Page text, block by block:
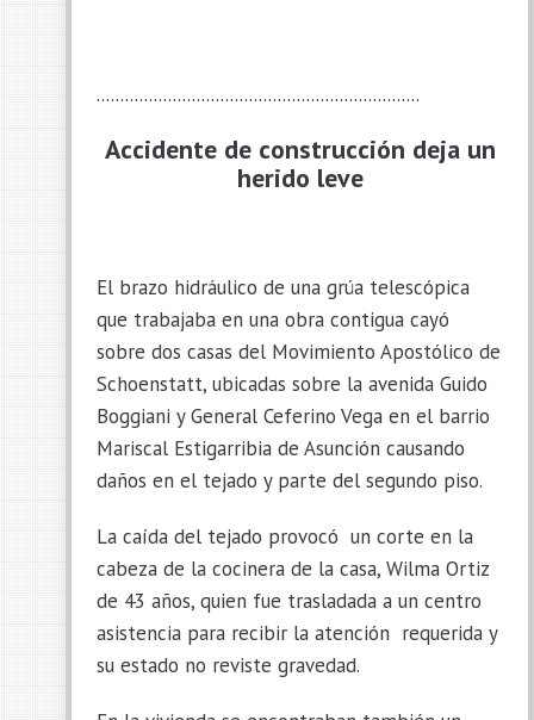
....................................................................
Accidente de construcción deja un
herido leve
El brazo hidráulico de una grúa telescópica
que trabajaba en una obra contigua cayó
sobre dos casas del Movimiento Apostólico de
Schoenstatt, ubicadas sobre la avenida Guido
Boggiani y General Ceferino Vega en el barrio
Mariscal Estigarribia de Asunción causando
daños en el tejado y parte del segundo piso.
La caída del tejado provocó un corte en la
cabeza de la cocinera de la casa, Wilma Ortiz
de 43 años, quien fue trasladada a un centro
asistencia para recibir la atención requerida y
su estado no reviste gravedad.